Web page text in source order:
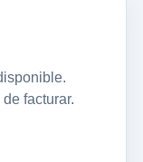
facturar.